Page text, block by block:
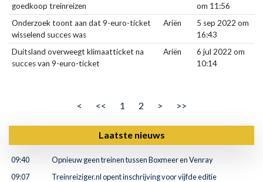
goedkoop treinreizen
om 11:56
Onderzoek toont aan dat 9-euro-ticket
wisselend succes was
Ariën
5 sep 2022 om
16:43
Duitsland overweegt klimaatticket na
succes van 9-euro-ticket
Ariën
6 jul 2022 om
10:14
< << 1 2 > >>
Laatste nieuws
09:40
Opnieuw geen treinen tussen Boxmeer en Venray
09:07
Treinreiziger.nl opent inschrijving voor vijfde editie